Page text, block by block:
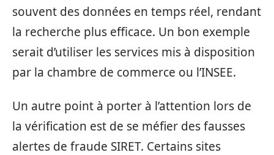
souvent des données en temps réel, rendant
la recherche plus efficace. Un bon exemple
serait d’utiliser les services mis à disposition
par la chambre de commerce ou l’INSEE.
Un autre point à porter à l’attention lors de
la vérification est de se méfier des fausses
alertes de fraude SIRET. Certains sites